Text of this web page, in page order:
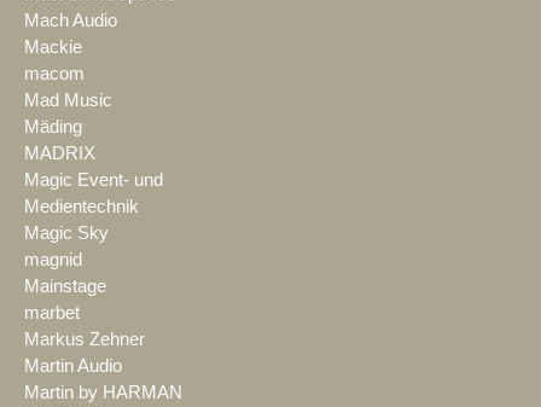
Mach Audio
Mackie
macom
Mad Music
Mäding
MADRIX
Magic Event- und
Medientechnik
Magic Sky
magnid
Mainstage
marbet
Markus Zehner
Martin Audio
Martin by HARMAN